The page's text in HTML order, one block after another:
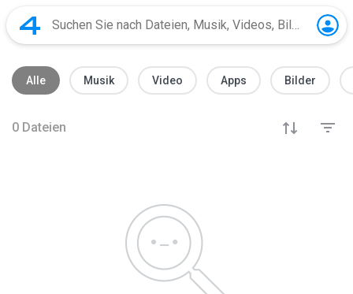
Alle Musik Video Apps Bilder
0 Dateien